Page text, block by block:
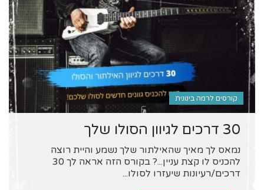
קורסים לרמה בינונית
30 דרכים לגיוון הסולו שלך
נמאס לך מאיך שהאילתור שלך נשמע והיית רוצה
להכניס לו קצת עניין...? בקורס הזה אראה לך 30
דרכים/רעיונות שיעזרו לסולו...